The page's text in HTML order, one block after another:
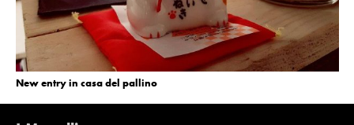
New entry in casa del pallino